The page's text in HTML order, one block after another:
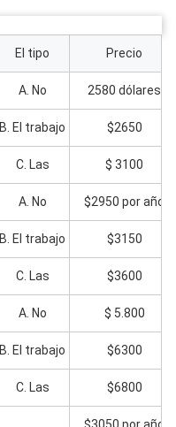
El tipo Precio
A. No 2580 dólares
B. El trabajo $2650
C. Las $ 3100
A. No $2950 por año
B. El trabajo $3150
C. Las $3600
A. No $ 5.800
B. El trabajo $6300
C. Las $6800